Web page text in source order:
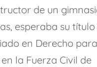
de un
esperaba su
en Derecho
la Fuerza Civil de